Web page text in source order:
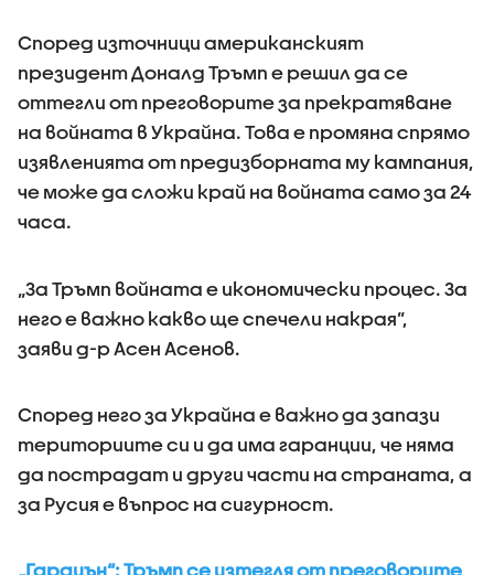
Според източници американският
президент Доналд Тръмп е решил да се
оттегли от преговорите за прекратяване
на войната в Украйна. Това е промяна спрямо
изявленията от предизборната му кампания,
че може да сложи край на войната само за 24
часа.
„За Тръмп войната е икономически процес. За
него е важно какво ще спечели накрая”,
заяви д-р Асен Асенов.
Според него за Украйна е важно да запази
териториите си и да има гаранции, че няма
да пострадат и други части на страната, а
за Русия е въпрос на сигурност.
„Гардиън“: Тръмп се изтегля от преговорите